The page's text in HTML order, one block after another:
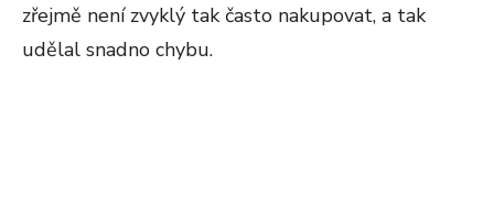
zřejmě není zvyklý tak často nakupovat, a tak
udělal snadno chybu.